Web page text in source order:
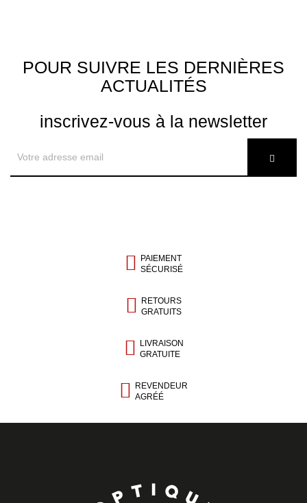
POUR SUIVRE LES DERNIÈRES
ACTUALITÉS
inscrivez-vous à la newsletter
PAIEMENT
SÉCURISÉ
RETOURS
GRATUITS
LIVRAISON
GRATUITE
REVENDEUR
AGRÉÉ